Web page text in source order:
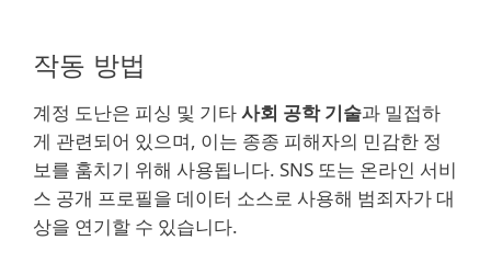
작동 방법
계정 도난은 피싱 및 기타사회 공학 기술과 밀접하
게 관련되어 있으며, 이는 종종 피해자의 민감한 정
보를 훔치기 위해 사용됩니다. SNS 또는 온라인 서비
스 공개 프로필을 데이터 소스로 사용해 범죄자가 대
상을 연기할 수 있습니다.